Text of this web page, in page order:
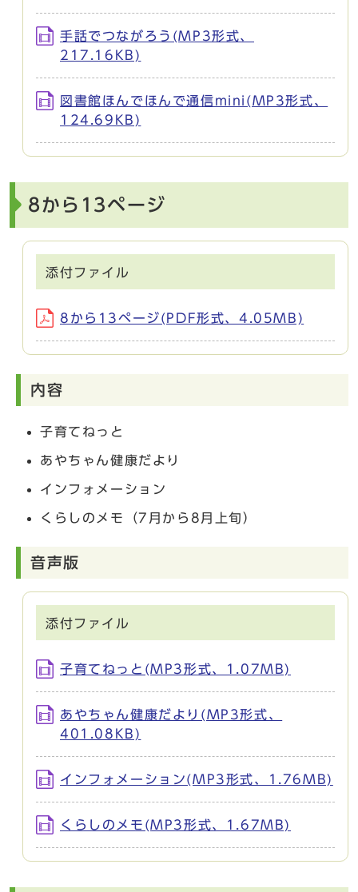
手話でつながろう(MP3形式、
217.16KB)
図書館ほんでほんで通信mini(MP3形式、
124.69KB)
8から13ページ
添付ファイル
8から13ページ(PDF形式、4.05MB)
内容
子育てねっと
あやちゃん健康だより
インフォメーション
くらしのメモ（7月から8月上旬）
音声版
添付ファイル
子育てねっと(MP3形式、1.07MB)
あやちゃん健康だより(MP3形式、
401.08KB)
インフォメーション(MP3形式、1.76MB)
くらしのメモ(MP3形式、1.67MB)